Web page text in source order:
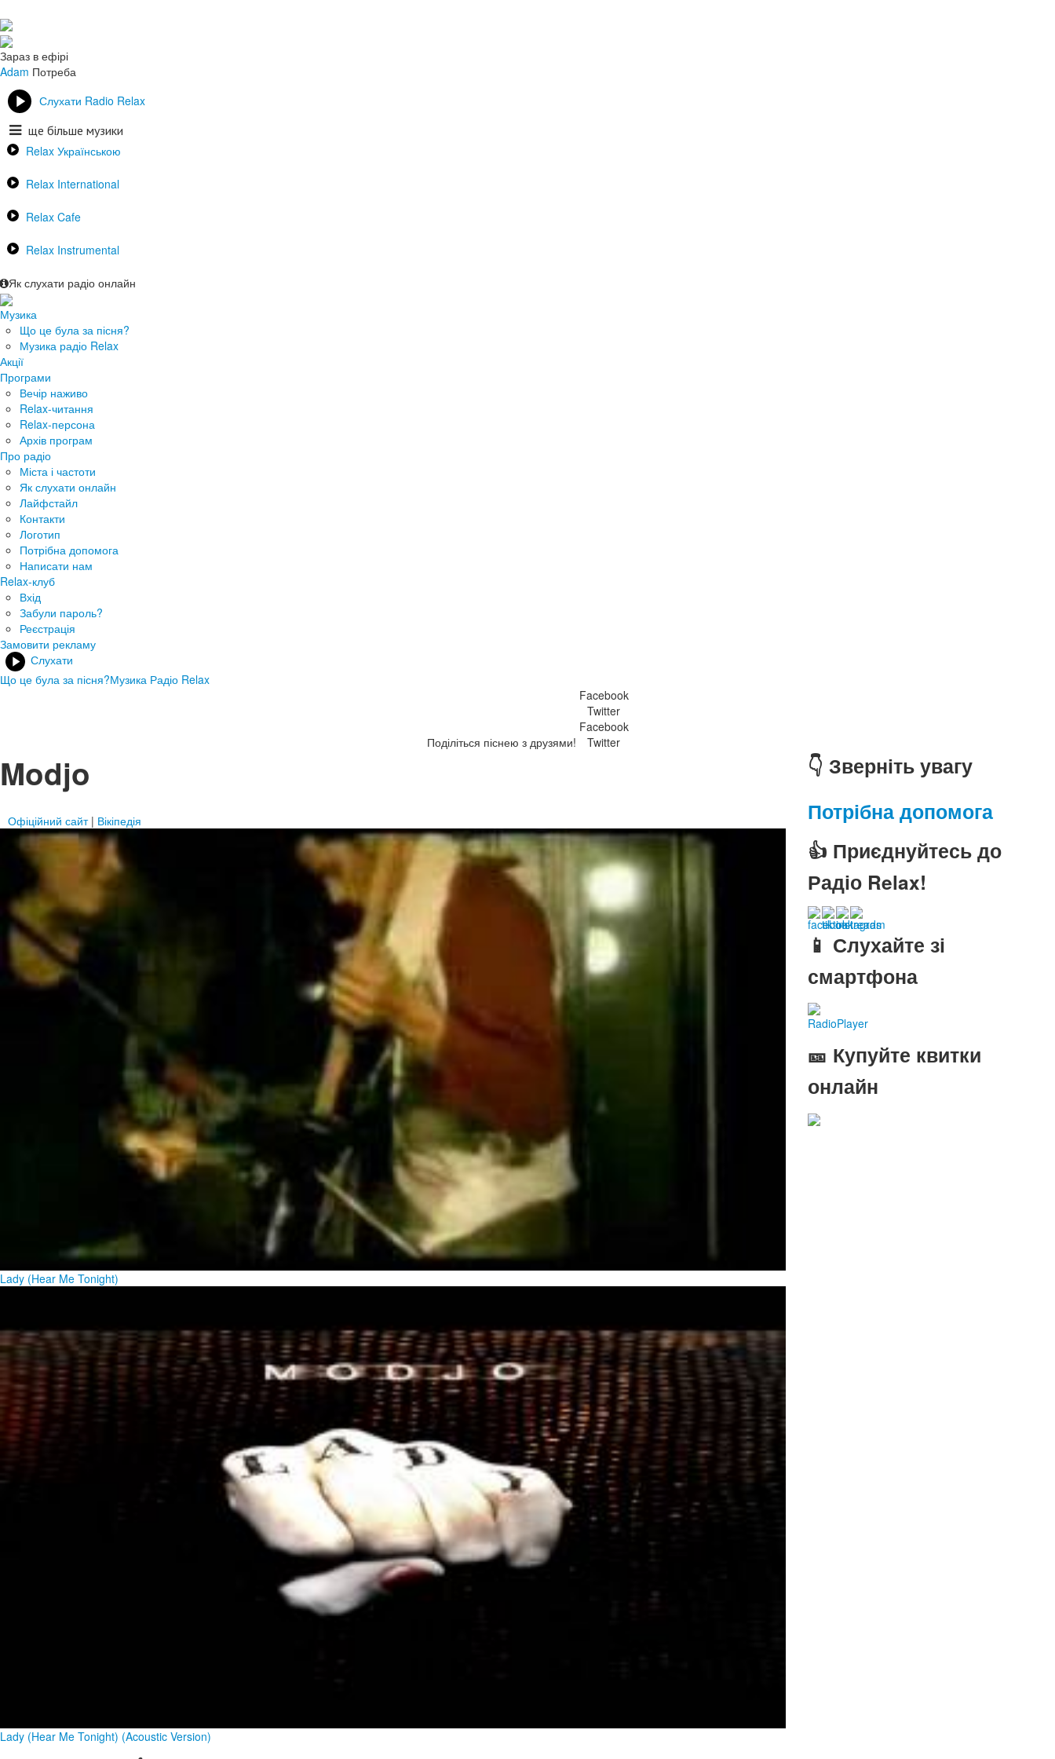
Зараз в ефірі
Adam Потреба
Слухати Radio Relax
ще більше музики
Relax Українською
Relax International
Relax Cafe
Relax Instrumental
Як слухати радіо онлайн
Музика
Що це була за пісня?
Музика радіо Relax
Акції
Програми
Вечір наживо
Relax-читання
Relax-персона
Архів програм
Про радіо
Міста і частоти
Як слухати онлайн
Лайфстайл
Контакти
Логотип
Потрібна допомога
Написати нам
Relax-клуб
Вхід
Забули пароль?
Реєстрація
Замовити рекламу
Слухати
Що це була за пісня?Музика Радіо Relax
Поділіться піснею з друзями!
Facebook
Twitter
Facebook
Twitter
Modjo
Офіційний сайт| Вікіпедія
Lady (Hear Me Tonight)
Lady (Hear Me Tonight) (Acoustic Version)
👇 Зверніть увагу
Потрібна допомога
👍 Приєднуйтесь до
Радіо Relax!
📱 Слухайте зі
смартфона
RadioPlayer
🎫 Купуйте квитки
онлайн